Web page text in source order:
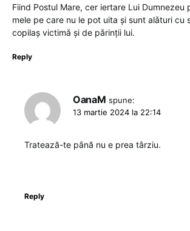
Fiind Postul Mare, cer iertare Lui Dumnezeu
mele pe care nu le pot uita şi sunt alǎturi cu
copilaş victimǎ şi de pǎrinții lui.
Reply
OanaM spune:
13 martie 2024 la 22:14
Tratează-te până nu e prea târziu.
Reply